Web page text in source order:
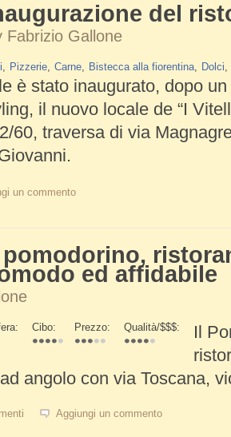
del
Fabrizio Gallone
Pizzerie Carne Bistecca alla fiorentina Dolci
è stato inaugurato, dopo
il nuovo locale de “I
60, traversa di via
del ristorante I Vitelloni
un commento
pomodorino,
ed affidabile
Cibo: Prezzo: Qualità/$$$:
Il
angolo con via Toscana,
ristorante di Roma comodo ed affidabile
Aggiungi un commento